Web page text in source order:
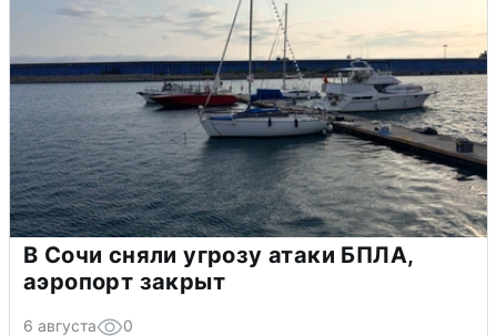
В Сочи сняли угрозу атаки БПЛА,
аэропорт закрыт
6 августа 0